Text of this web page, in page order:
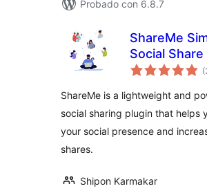
Probado con 6.8.7
ShareMe
Social Share
ShareMe is a lightweight and
social sharing plugin that helps
your social presence and
shares.
Shipon Karmakar